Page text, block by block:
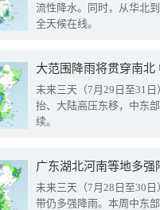
流性降水。同时，从华北
全天候在线。
大范围降雨将贯穿南
未来三天（7月29日至31
抬、大陆高压东移，中东
续。
广东湖北河南等地多
未来三天（7月28日至30
带仍多强降雨。本周中东